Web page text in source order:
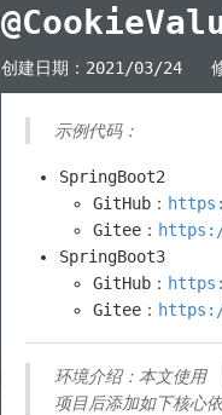
创建日期： 2021/03/24 修
示例代码：
SpringBoot2
GitHub：
Gitee：
SpringBoot3
GitHub：
Gitee：
环境介绍：本文使用
项目后添加如下核心